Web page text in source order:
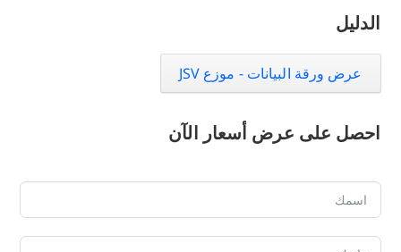
الدليل
عرض ورقة البيانات - موزع JSV
احصل على عرض أسعار الآن